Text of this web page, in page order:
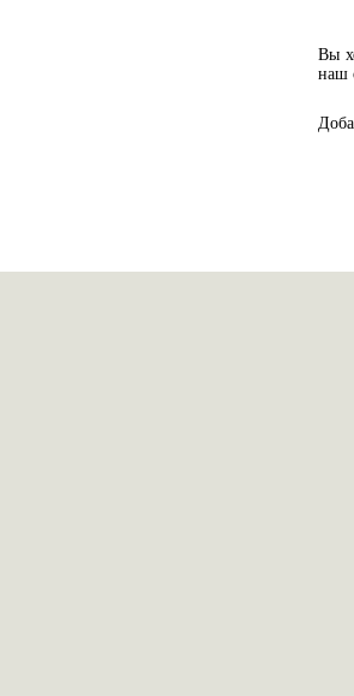
Вы
наш